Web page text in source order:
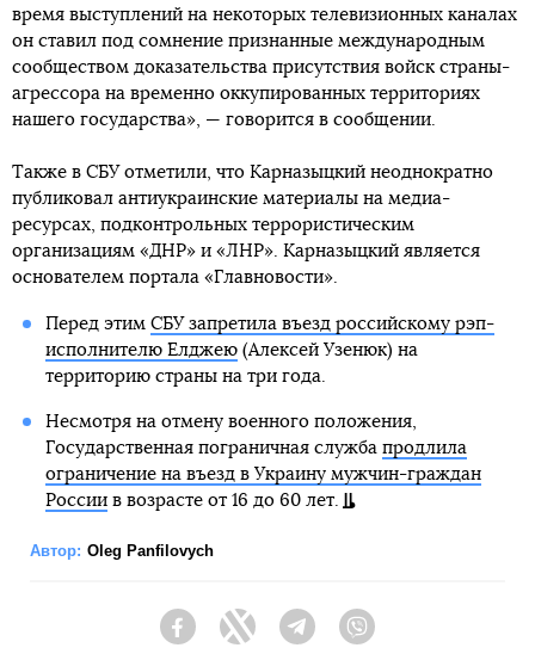
время выступлений на некоторых телевизионных каналах
он ставил под сомнение признанные международным
сообществом доказательства присутствия войск страны-
агрессора на временно оккупированных территориях
нашего государства», — говорится в сообщении.
Также в СБУ отметили, что Карназыцкий неоднократно
публиковал антиукраинские материалы на медиа-
ресурсах, подконтрольных террористическим
организациям «ДНР» и «ЛНР». Карназыцкий является
основателем портала «Главновости».
Перед этим СБУ запретила въезд российскому рэп-
исполнителю Елджею(Алексей Узенюк) на
территорию страны на три года.
Несмотря на отмену военного положения,
Государственная пограничная служба продлила
ограничение на въезд в Украину мужчин-граждан
Россиив возрасте от 16 до 60 лет.
Автор: Oleg Panfilovych
FacebookTwitter Telegram